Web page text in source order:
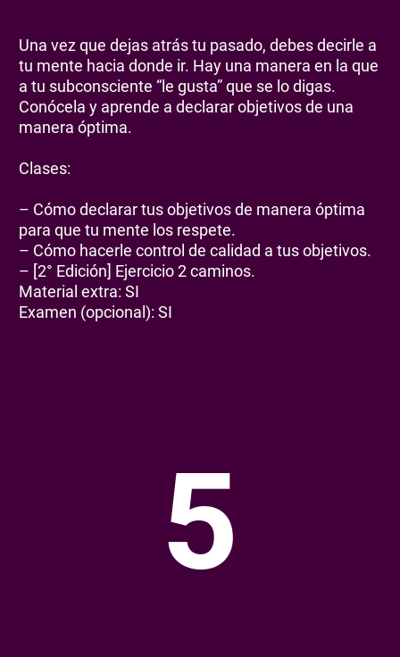
Una vez que dejas atrás tu pasado, debes decirle a
tu mente hacia donde ir. Hay una manera en la que
a tu subconsciente “le gusta” que se lo digas.
Conócela y aprende a declarar objetivos de una
manera óptima.
Clases:
– Cómo declarar tus objetivos de manera óptima
para que tu mente los respete.
– Cómo hacerle control de calidad a tus objetivos.
– [2° Edición] Ejercicio 2 caminos.
Material extra: SI
Examen (opcional): SI
5